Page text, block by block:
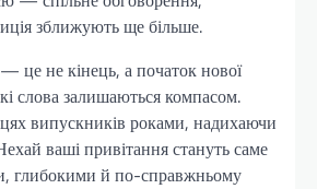
зближують ще більше.
це не кінець, а початок нової
слова залишаються компасом.
випускників роками, надихаючи
ваші привітання стануть саме
й по-справжньому